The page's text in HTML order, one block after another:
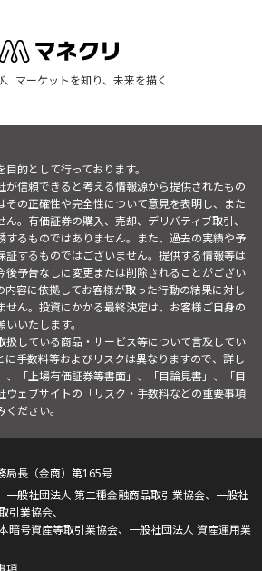
、マーケットを知り、未来を描く
的として行っております。
が信頼できると考える情報源から提供されたもの
その正確性や完全性について意見を表明し、また
。有価証券の購入、売却、デリバティブ取引、
するものではありません。また、過去の実績や予
証するものではございません。提供する情報等は
後予告なしに変更または削除されることがござい
内容に依拠してお客様が取った行動の結果に対し
せん。投資にかかる最終決定は、お客様ご自身の
いたします。
扱している商品・サービス等について言及してい
に手数料等およびリスクは異なりますので、詳し
、「上場有価証券等書面」、「目論見書」、「目
ウェブサイトの「リスク・手数料などの重要事項
ださい。
長（金商）第165号
一般社団法人 第二種金融商品取引業協会、一般社
引業協会、
暗号資産等取引業協会、一般社団法人 資産運用業